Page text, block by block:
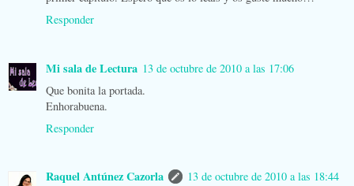
Responder
Mi sala de Lectura 13 de octubre de 2010 a las 17:06
Que bonita la portada.
Enhorabuena.
Responder
Raquel Antúnez Cazorla
13 de octubre de 2010 a las 18:44